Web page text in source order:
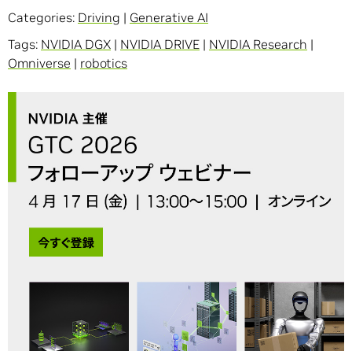
Categories: Driving | Generative AI
Tags: NVIDIA DGX | NVIDIA DRIVE | NVIDIA Research |
Omniverse | robotics